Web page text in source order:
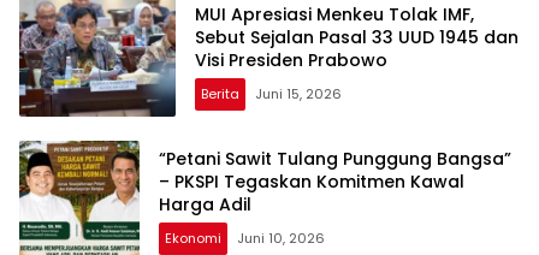
MUI Apresiasi Menkeu Tolak IMF,
Sebut Sejalan Pasal 33 UUD 1945 dan
Visi Presiden Prabowo
Berita Juni 15, 2026
“Petani Sawit Tulang Punggung Bangsa”
– PKSPI Tegaskan Komitmen Kawal
Harga Adil
Ekonomi Juni 10, 2026